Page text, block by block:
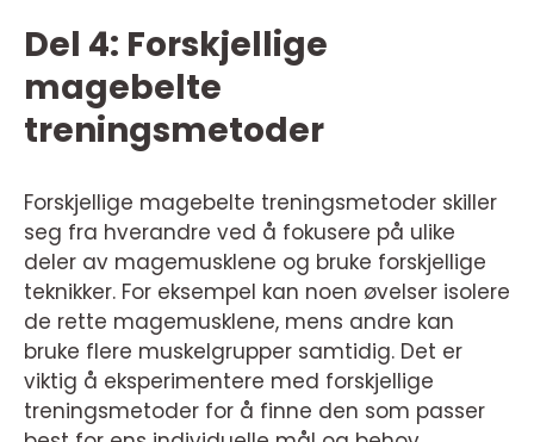
Del 4: Forskjellige
magebelte
treningsmetoder
Forskjellige magebelte treningsmetoder skiller
seg fra hverandre ved å fokusere på ulike
deler av magemusklene og bruke forskjellige
teknikker. For eksempel kan noen øvelser isolere
de rette magemusklene, mens andre kan
bruke flere muskelgrupper samtidig. Det er
viktig å eksperimentere med forskjellige
treningsmetoder for å finne den som passer